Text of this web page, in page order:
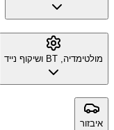
מולטימדיה, BT ושיקוף נייד
איבזור